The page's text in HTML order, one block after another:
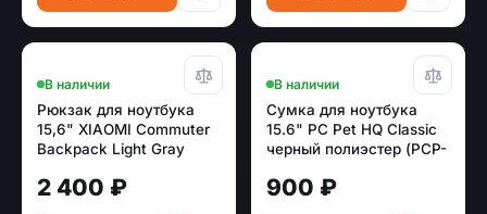
В наличии
Рюкзак для ноутбука
15,6" XIAOMI Commuter
Backpack Light Gray
2 400 ₽
В наличии
Сумка для ноутбука
15.6" PC Pet HQ Classic
черный полиэстер (PCP-
900 ₽